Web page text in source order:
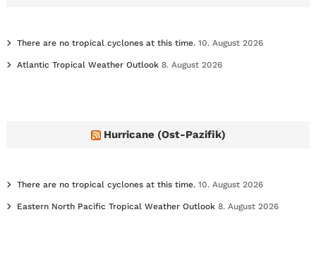
There are no tropical cyclones at this time. 10. August 2026
Atlantic Tropical Weather Outlook 8. August 2026
Hurricane (Ost-Pazifik)
There are no tropical cyclones at this time. 10. August 2026
Eastern North Pacific Tropical Weather Outlook 8. August 2026